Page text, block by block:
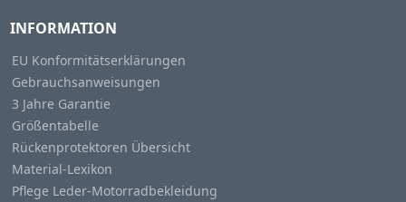
INFORMATION
EU Konformitätserklärungen
Gebrauchsanweisungen
3 Jahre Garantie
Größentabelle
Rückenprotektoren Übersicht
Material-Lexikon
Pflege Leder-Motorradbekleidung